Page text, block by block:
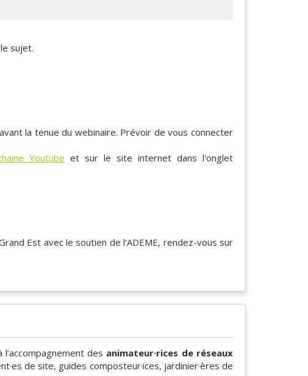
sujet.
la tenue du webinaire. Prévoir de vous connecter
Youtube et sur le site internet dans l'onglet
Est avec le soutien de l'ADEME, rendez-vous sur
des animateur·rices de réseaux
de site, guides composteur·ices, jardinier·ères de